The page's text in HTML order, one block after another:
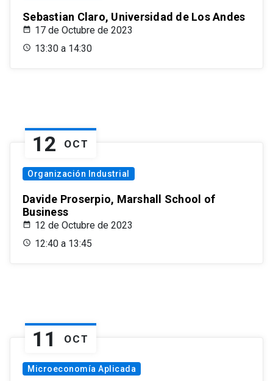
Sebastian Claro, Universidad de Los Andes
17 de Octubre de 2023
13:30 a 14:30
12 OCT
Organización Industrial
Davide Proserpio, Marshall School of
Business
12 de Octubre de 2023
12:40 a 13:45
11 OCT
Microeconomía Aplicada